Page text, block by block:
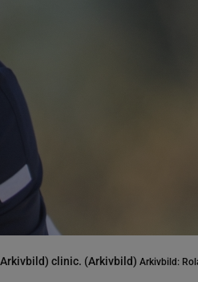
clinic. (Arkivbild)Arkivbild: